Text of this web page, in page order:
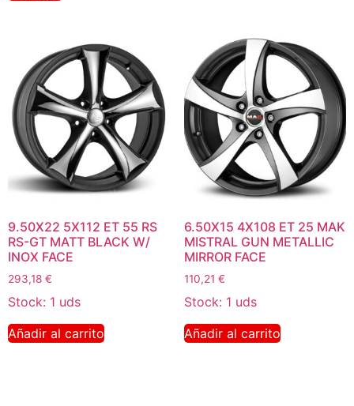
9.50X22 5X112 ET 55 RS
RS-GT MATT BLACK W/
INOX FACE
293,18 €
Stock: 1 uds
Añadir al carrito
6.50X15 4X108 ET 25 MAK
MISTRAL GUN METALLIC
MIRROR FACE
110,21 €
Stock: 1 uds
Añadir al carrito